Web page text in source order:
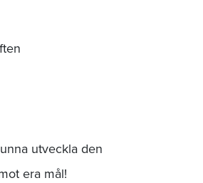
utveckla den
era mål!